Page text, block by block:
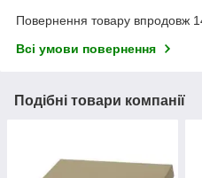
Повернення товару впродовж
Всі умови повернення
Подібні товари компанії